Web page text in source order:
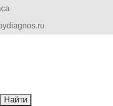
Найти